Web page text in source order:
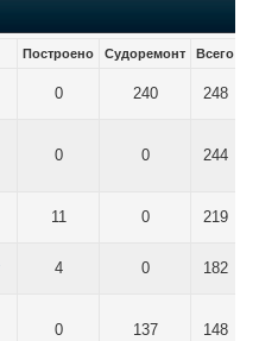
Построено Судоремонт Всего
0 240 248
0 0 244
11 0 219
4 0 182
0 137 148